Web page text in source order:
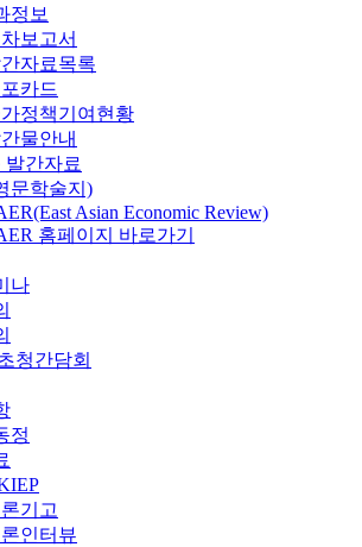
정보
보고서
자료목록
카드
정책기여현황
물안내
발간자료
문학술지)
Asian Economic Review)
홈페이지 바로가기
나
청간담회
정
기고
인터뷰